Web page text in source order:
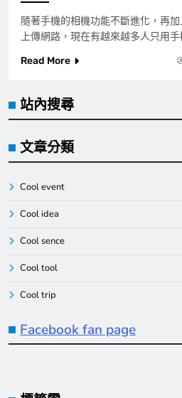
隨著手機的相機功能不斷進化，再
上傳網路，現在有越來越多人只用
Read More
站內搜尋
文章分類
Cool event
Cool idea
Cool sence
Cool tool
Cool trip
Facebook fan page